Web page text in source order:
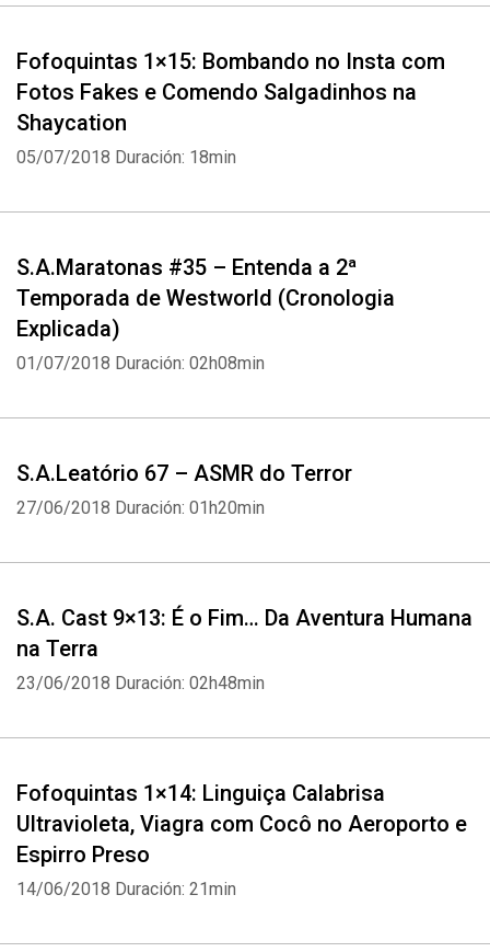
Fofoquintas 1×15: Bombando no Insta com
Fotos Fakes e Comendo Salgadinhos na
Shaycation
05/07/2018 Duración: 18min
S.A.Maratonas #35 – Entenda a 2ª
Temporada de Westworld (Cronologia
Explicada)
01/07/2018 Duración: 02h08min
S.A.Leatório 67 – ASMR do Terror
27/06/2018 Duración: 01h20min
S.A. Cast 9×13: É o Fim… Da Aventura Humana
na Terra
23/06/2018 Duración: 02h48min
Fofoquintas 1×14: Linguiça Calabrisa
Ultravioleta, Viagra com Cocô no Aeroporto e
Espirro Preso
14/06/2018 Duración: 21min